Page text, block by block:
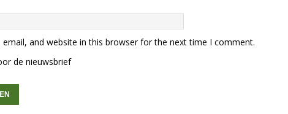
email, and website in this browser for the next time I comment.
de nieuwsbrief